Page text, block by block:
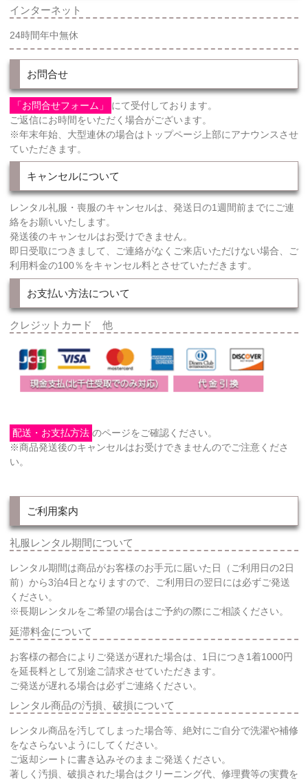
インターネット
24時間年中無休
お問合せ
「お問合せフォーム」
にて受付しております。
ご返信にお時間をいただく場合がございます。
※年末年始、大型連休の場合はトップページ上部にアナウンスさせ
ていただきます。
キャンセルについて
レンタル礼服・喪服のキャンセルは、発送日の1週間前までにご連
絡をお願いいたします。
発送後のキャンセルはお受けできません。
即日受取につきまして、ご連絡がなくご来店いただけない場合、ご
利用料金の100％をキャンセル料とさせていただきます。
お支払い方法について
クレジットカード 他
配送・お支払方法 のページをご確認ください。
※商品発送後のキャンセルはお受けできませんのでご注意くださ
い。
ご利用案内
礼服レンタル期間について
レンタル期間は商品がお客様のお手元に届いた日（ご利用日の2日
前）から3泊4日となりますので、ご利用日の翌日には必ずご発送
ください。
※長期レンタルをご希望の場合はご予約の際にご相談ください。
延滞料金について
お客様の都合によりご発送が遅れた場合は、1日につき1着1000円
を延長料として別途ご請求させていただきます。
ご発送が遅れる場合は必ずご連絡ください。
レンタル商品の汚損、破損について
レンタル商品を汚してしまった場合等、絶対にご自分で洗濯や補修
をなさらないようにしてください。
ご返却シートに書き込みそのままご発送ください。
著しく汚損、破損された場合はクリーニング代、修理費等の実費を